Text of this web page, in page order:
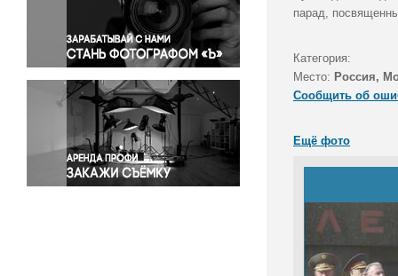
Правосудие
Происшествия и конфликты
Религия
Светская жизнь
Спорт
Экология
Экономика и бизнес
парад,
Категория:
Место: Россия,
Сообщить об
Ещё фото